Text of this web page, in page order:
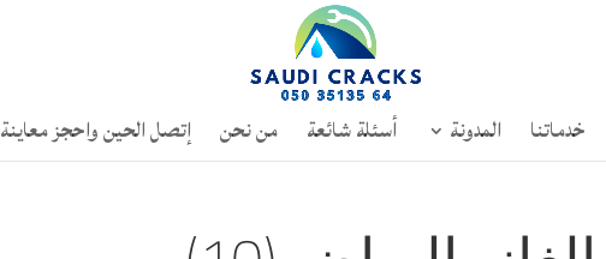
خدماتنا المدونة أسئلة شائعة من نحن إتصل الحين واحجز معاينة